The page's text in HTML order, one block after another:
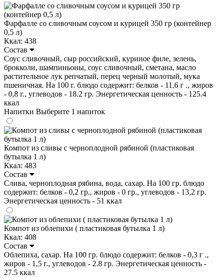
Фарфалле со сливочным соусом и курицей 350 гр (контейнер
0,5 л)
Ккал: 438
Состав
Соус сливочный, сыр российский, куриное филе, зелень,
брокколи, шампиньоны, соус сливочный, сметана, масло
растительное лук репчатый, перец черный молотый, мука
пшеничная. На 100 г. блюдо содержит: белков - 11,6 г ., жиров
- 0,8 г., углеводов - 18.2 гр. Энергетическая ценность - 125.4
ккал
Напитки Выберите 1 напиток
Компот из сливы с черноплодной рябиной (пластиковая
бутылка 1 л)
Ккал: 483
Состав
Слива, черноплодная рябина, вода, сахар. На 100 гр. блюдо
содержит: белков - 0,2 гр., жиров - 0 гр., углеводов - 13,2 гр.
Энергетическая ценность - 51 ккал
Компот из облепихи ( пластиковая бутылка 1 л)
Ккал: 408
Состав
Облепиха, сахар. На 100 гр. блюдо содержит: белков - 0,3 г .,
жиров - 1,5 г., углеводов - 2.8 гр. Энергетическая ценность -
27.5 ккал